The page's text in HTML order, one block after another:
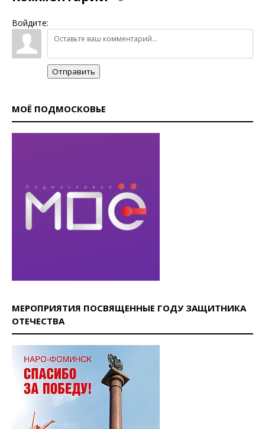
Войдите:
Отправить
МОЁ ПОДМОСКОВЬЕ
МЕРОПРИЯТИЯ ПОСВЯЩЕННЫЕ ГОДУ ЗАЩИТНИКА
ОТЕЧЕСТВА